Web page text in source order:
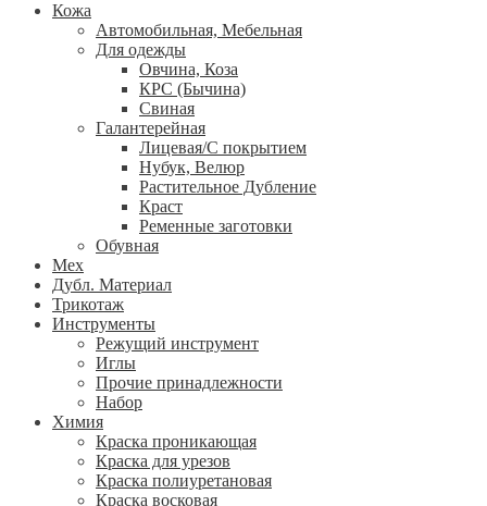
Кожа
Автомобильная, Мебельная
Для одежды
Овчина, Коза
КРС (Бычина)
Свиная
Галантерейная
Лицевая/С покрытием
Нубук, Велюр
Растительное Дубление
Краст
Ременные заготовки
Обувная
Мех
Дубл. Материал
Трикотаж
Инструменты
Режущий инструмент
Иглы
Прочие принадлежности
Набор
Химия
Краска проникающая
Краска для урезов
Краска полиуретановая
Краска восковая